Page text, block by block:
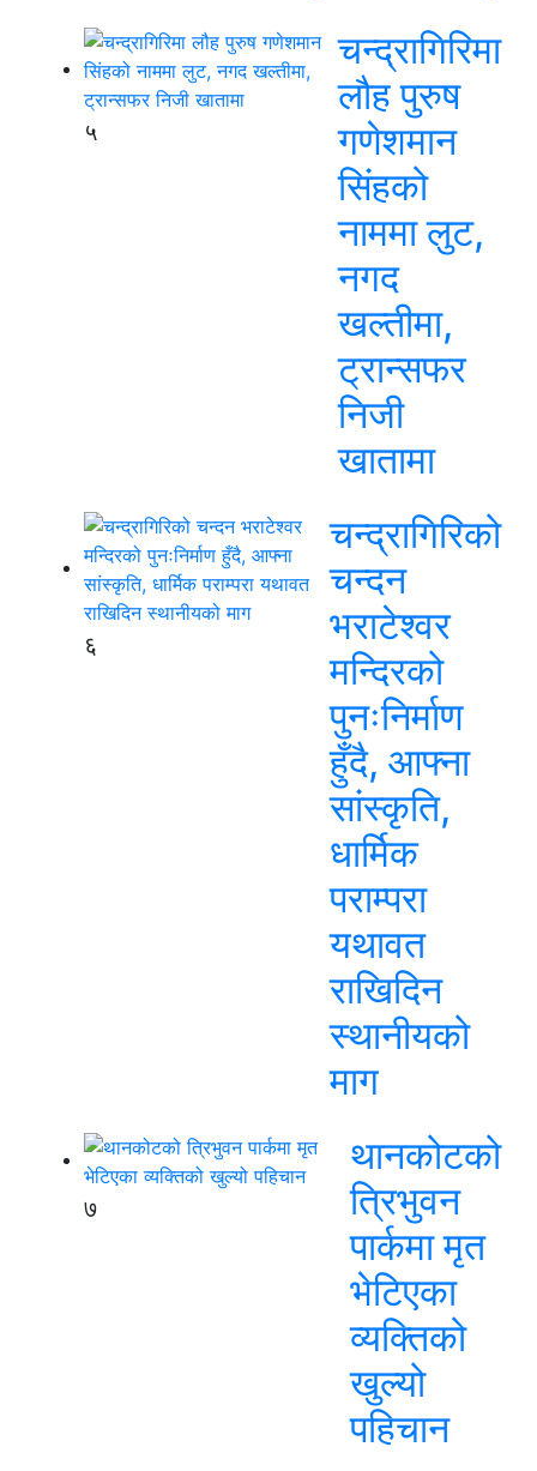
५
चन्द्रागिरिमा
लौह पुरुष
गणेशमान
सिंहको
नाममा लुट,
नगद
खल्तीमा,
ट्रान्सफर
निजी
खातामा
६
चन्द्रागिरिको
चन्दन
भराटेश्वर
मन्दिरको
पुनःनिर्माण
हुँदै, आफ्ना
सांस्कृति,
धार्मिक
पराम्परा
यथावत
राखिदिन
स्थानीयको
माग
७
थानकोटको
त्रिभुवन
पार्कमा मृत
भेटिएका
व्यक्तिको
खुल्यो
पहिचान